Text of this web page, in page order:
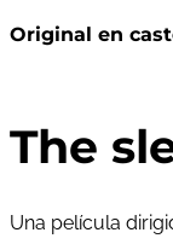
Original en
The
Una película